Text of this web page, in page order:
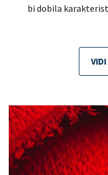
bi dobila
VIDI